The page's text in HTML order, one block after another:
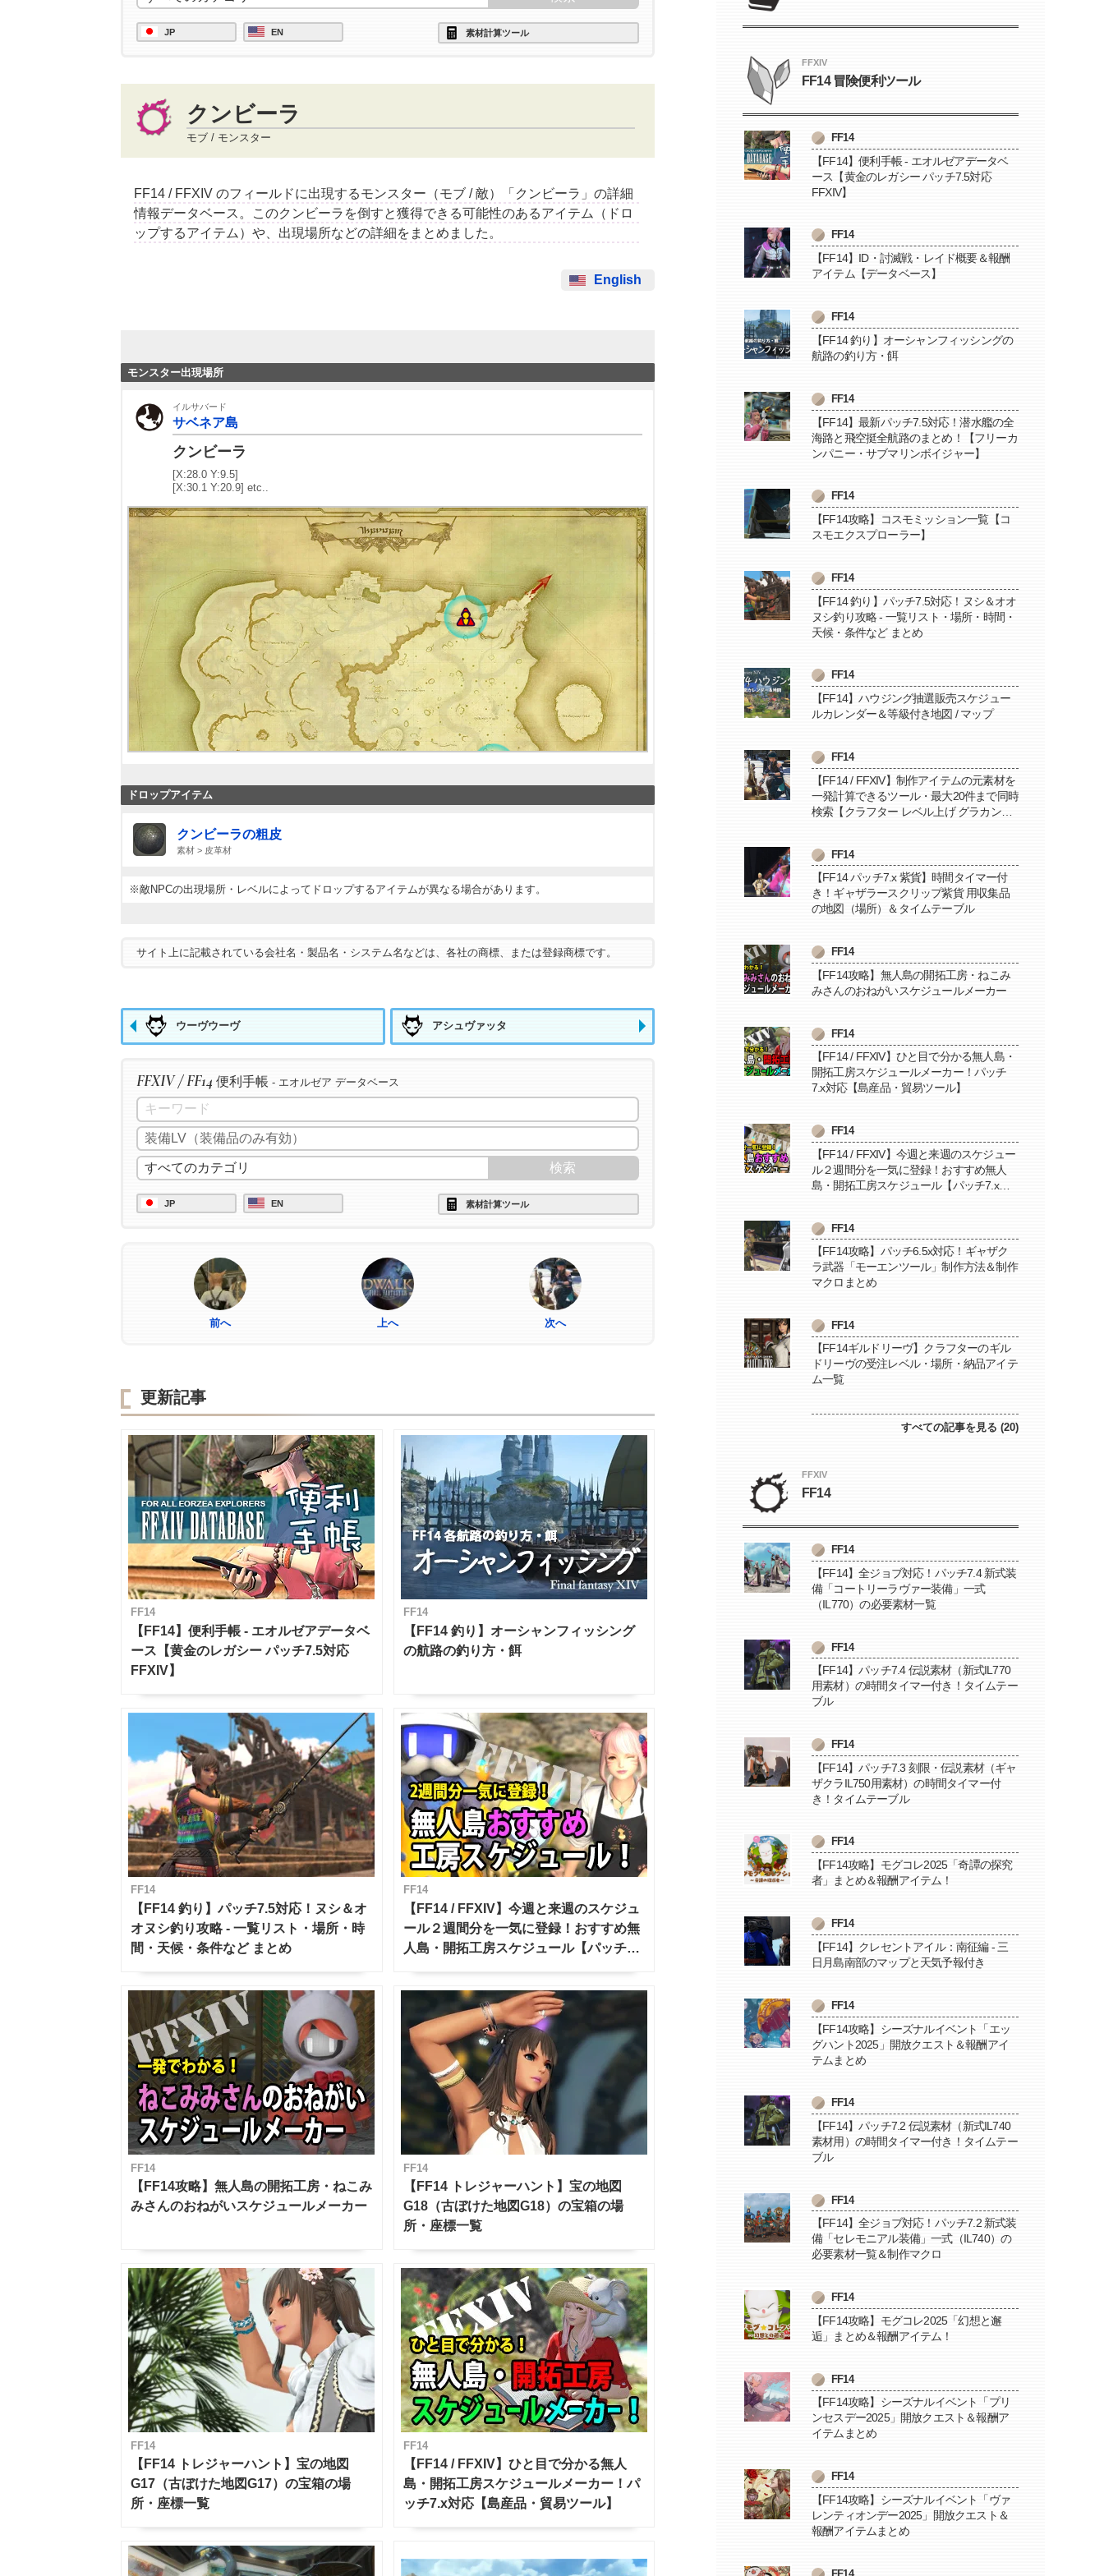
JP EN 素材計算ツール
クンビーラ
モブ / モンスター
FF14 / FFXIV のフィールドに出現するモンスター（モブ / 敵）「クンビーラ」の詳細
情報データベース。このクンビーラを倒すと獲得できる可能性のあるアイテム（ドロ
ップするアイテム）や、出現場所などの詳細をまとめました。
English
モンスター出現場所
イルサバード
サベネア島
クンビーラ
[X:28.0 Y:9.5]
[X:30.1 Y:20.9] etc..
ドロップアイテム
クンビーラの粗皮
素材 > 皮革材
※敵NPCの出現場所・レベルによってドロップするアイテムが異なる場合があります。
サイト上に記載されている会社名・製品名・システム名などは、各社の商標、または登録商標です。
ウーヴウーヴ アシュヴァッタ
FFXIV / FF14 便利手帳 - エオルゼア データベース
JP EN 素材計算ツール
前へ 上へ 次へ
更新記事
FF14
【FF14】便利手帳 - エオルゼアデータベ
ース【黄金のレガシー パッチ7.5対応
FFXIV】
FF14
【FF14 釣り】オーシャンフィッシング
の航路の釣り方・餌
FF14
【FF14 釣り】パッチ7.5対応！ヌシ＆オ
オヌシ釣り攻略 - 一覧リスト・場所・時
間・天候・条件など まとめ
FF14
【FF14 / FFXIV】今週と来週のスケジュ
ール２週間分を一気に登録！おすすめ無
人島・開拓工房スケジュール【パッチ7.x
FF14
【FF14攻略】無人島の開拓工房・ねこみ
みさんのおねがいスケジュールメーカー
FF14
【FF14 トレジャーハント】宝の地図
G18（古ぼけた地図G18）の宝箱の場
所・座標一覧
FF14
【FF14 トレジャーハント】宝の地図
G17（古ぼけた地図G17）の宝箱の場
所・座標一覧
FF14
【FF14 / FFXIV】ひと目で分かる無人
島・開拓工房スケジュールメーカー！パ
ッチ7.x対応【島産品・貿易ツール】
FFXIV
FF14 冒険便利ツール
FF14
【FF14】便利手帳 - エオルゼアデータベ
ース【黄金のレガシー パッチ7.5対応
FFXIV】
FF14
【FF14】ID・討滅戦・レイド概要＆報酬
アイテム【データベース】
FF14
【FF14 釣り】オーシャンフィッシングの
航路の釣り方・餌
FF14
【FF14】最新パッチ7.5対応！潜水艦の全
海路と飛空挺全航路のまとめ！【フリーカ
ンパニー・サブマリンボイジャー】
FF14
【FF14攻略】コスモミッション一覧【コ
スモエクスプローラー】
FF14
【FF14 釣り】パッチ7.5対応！ヌシ＆オオ
ヌシ釣り攻略 - 一覧リスト・場所・時間・
天候・条件など まとめ
FF14
【FF14】ハウジング抽選販売スケジュー
ルカレンダー＆等級付き地図 / マップ
FF14
【FF14 / FFXIV】制作アイテムの元素材を
一発計算できるツール・最大20件まで同時
検索【クラフター レベル上げ グラカン納
FF14
【FF14 パッチ7.x 紫貨】時間タイマー付
き！ギャザラースクリップ紫貨 用収集品
の地図（場所）＆タイムテーブル
FF14
【FF14攻略】無人島の開拓工房・ねこみ
みさんのおねがいスケジュールメーカー
FF14
【FF14 / FFXIV】ひと目で分かる無人島・
開拓工房スケジュールメーカー！パッチ
7.x対応【島産品・貿易ツール】
FF14
【FF14 / FFXIV】今週と来週のスケジュー
ル２週間分を一気に登録！おすすめ無人
島・開拓工房スケジュール【パッチ7.x対
FF14
【FF14攻略】パッチ6.5x対応！ギャザク
ラ武器「モーエンツール」制作方法＆制作
マクロまとめ
FF14
【FF14ギルドリーヴ】クラフターのギル
ドリーヴの受注レベル・場所・納品アイテ
ム一覧
すべての記事を見る (20)
FFXIV
FF14
FF14
【FF14】全ジョブ対応！パッチ7.4 新式装
備「コートリーラヴァー装備」一式
（IL770）の必要素材一覧
FF14
【FF14】パッチ7.4 伝説素材（新式IL770
用素材）の時間タイマー付き！タイムテー
ブル
FF14
【FF14】パッチ7.3 刻限・伝説素材（ギャ
ザクラIL750用素材）の時間タイマー付
き！タイムテーブル
FF14
【FF14攻略】モグコレ2025「奇譚の探究
者」まとめ＆報酬アイテム！
FF14
【FF14】クレセントアイル：南征編 - 三
日月島南部のマップと天気予報付き
FF14
【FF14攻略】シーズナルイベント「エッ
グハント2025」開放クエスト＆報酬アイ
テムまとめ
FF14
【FF14】パッチ7.2 伝説素材（新式IL740
素材用）の時間タイマー付き！タイムテー
ブル
FF14
【FF14】全ジョブ対応！パッチ7.2 新式装
備「セレモニアル装備」一式（IL740）の
必要素材一覧＆制作マクロ
FF14
【FF14攻略】モグコレ2025「幻想と邂
逅」まとめ＆報酬アイテム！
FF14
【FF14攻略】シーズナルイベント「プリ
ンセスデー2025」開放クエスト＆報酬ア
イテムまとめ
FF14
【FF14攻略】シーズナルイベント「ヴァ
レンティオンデー2025」開放クエスト＆
報酬アイテムまとめ